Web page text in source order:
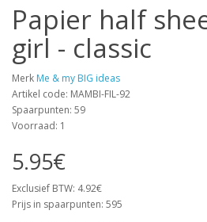
Papier half
girl - classic
Merk Me & my BIG ideas
Artikel code: MAMBI-FIL-92
Spaarpunten: 59
Voorraad: 1
5.95€
Exclusief BTW: 4.92€
Prijs in spaarpunten: 595